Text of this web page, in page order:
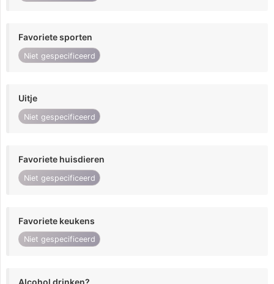
Favoriete sporten
Niet gespecificeerd
Uitje
Niet gespecificeerd
Favoriete huisdieren
Niet gespecificeerd
Favoriete keukens
Niet gespecificeerd
Alcohol drinken?